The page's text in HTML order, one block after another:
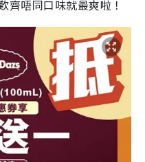
齊唔同口味就最爽啦！